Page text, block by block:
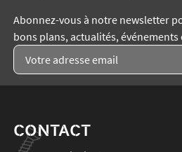
Abonnez-vous à notre newsletter
bons plans, actualités,
CONTACT